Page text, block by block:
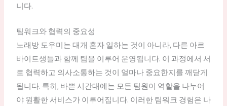
니다.
팀워크와 협력의 중요성
노래방 도우미는 대개 혼자 일하는 것이 아니라, 다른 아르
바이트생들과 함께 팀을 이루어 운영됩니다. 이 과정에서 서
로 협력하고 의사소통하는 것이 얼마나 중요한지를 깨닫게
됩니다. 특히, 바쁜 시간대에는 모든 팀원이 역할을 나누어
야 원활한 서비스가 이루어집니다. 이러한 팀워크 경험은 나